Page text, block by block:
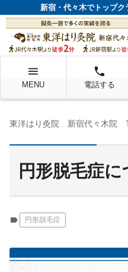
新宿・代々木でトップ
menu
MENU
local_phone
電話する
東洋はり灸院 新宿代々木院
円形脱毛症に
label 円形脱毛症